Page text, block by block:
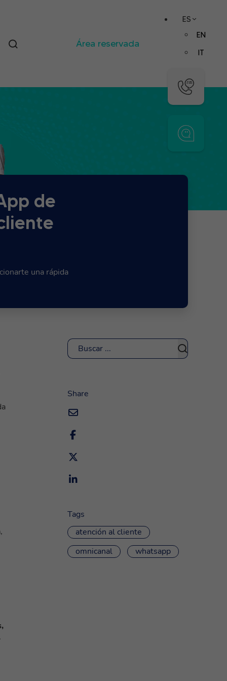
Área reservada
ES
EN
IT
de
una rápida
Buscar
Share
Tags
atención al cliente
omnicanal
whatsapp